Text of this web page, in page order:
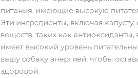
питания, имеющие высокую
Эти ингредиенты, включая
веществ, таких как
имеет высокий уровень
вашу собаку энергией, чтобы